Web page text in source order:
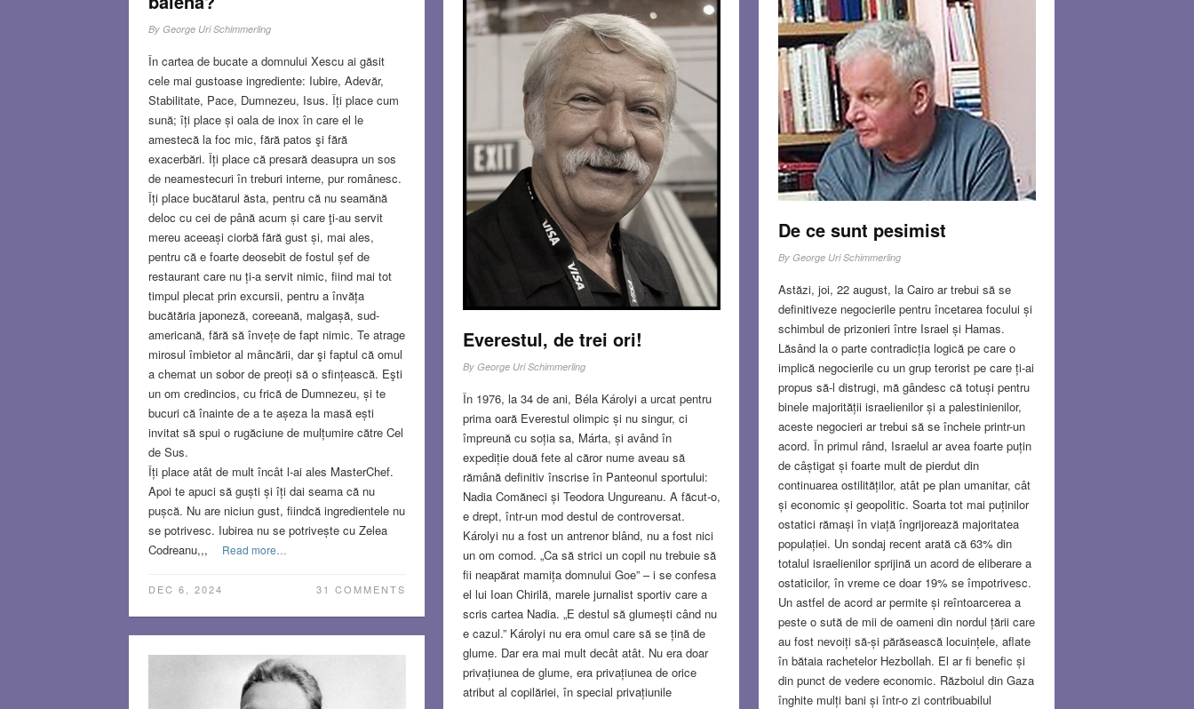
Dozsa, a obținut primele succese. Ulterior Ágnes
Klein – a devenit Ágnes Keleti, multiplă medaliată
olimpică. A practicat gimnastica nu doar pentru
ca i-a plăcut, dar și pentru faptul că în fostele țări
comuniste sportul îți oferea singura posibilitate de
a călători. Chiar a călătorit mult. A fost la
Helsinki, la Jocurile Olimpice din 1952, unde a
câștigat 4 medalii din care una de aur, a fost la
Melbourne, la ediția următoare, în 1956, unde a
câștigat 6 medalii din care 4 de aur – la 35 de
ani!
Read more…
JAN 3, 2025
By George Uri Schimmerling
În cartea de bucate a domnului Xescu ai găsit
cele mai gustoase ingrediente: Iubire, Adevăr,
Stabilitate, Pace, Dumnezeu, Isus. Îți place cum
sună; îți place și oala de inox în care el le
amestecă la foc mic, fără patos şi fără
exacerbări. Îți place că presară deasupra un sos
de neamestecuri în treburi interne, pur românesc.
Îți place bucătarul ăsta, pentru că nu seamănă
deloc cu cei de până acum și care ţi-au servit
mereu aceeași ciorbă fără gust și, mai ales,
pentru că e foarte deosebit de fostul șef de
restaurant care nu ți-a servit nimic, fiind mai tot
timpul plecat prin excursii, pentru a învăța
bucătăria japoneză, coreeană, malgașă, sud-
americană, fără să învețe de fapt nimic. Te atrage
mirosul îmbietor al mâncării, dar şi faptul că omul
a chemat un sobor de preoți să o sfințească. Eşti
un om credincios, cu frică de Dumnezeu, și te
bucuri că înainte de a te așeza la masă ești
invitat să spui o rugăciune de mulțumire către Cel
de Sus.
Îți place atât de mult încât l-ai ales MasterChef.
Apoi te apuci să guști și îți dai seama că nu
pușcă. Nu are niciun gust, fiindcă ingredientele nu
se potrivesc. Iubirea nu se potrivește cu Zelea
Codreanu,,,
Read more…
DEC 6, 2024 31 COMMENTS
Everestul, de trei ori!
By George Uri Schimmerling
În 1976, la 34 de ani, Béla Károlyi a urcat pentru
prima oară Everestul olimpic și nu singur, ci
împreună cu soția sa, Márta, și având în
expediție două fete al căror nume aveau să
rămână definitiv înscrise în Panteonul sportului:
Nadia Comăneci și Teodora Ungureanu. A făcut-o,
e drept, într-un mod destul de controversat.
Károlyi nu a fost un antrenor blând, nu a fost nici
un om comod. „Ca să strici un copil nu trebuie să
fii neapărat mamița domnului Goe” – i se confesa
el lui Ioan Chirilă, marele jurnalist sportiv care a
scris cartea Nadia. „E destul să glumești când nu
e cazul.” Károlyi nu era omul care să se țină de
glume. Dar era mai mult decât atât. Nu era doar
privațiunea de glume, era privațiunea de orice
atribut al copilăriei, în special privațiunile
De ce sunt pesimist
By George Uri Schimmerling
Astăzi, joi, 22 august, la Cairo ar trebui să se
definitiveze negocierile pentru încetarea focului și
schimbul de prizonieri între Israel și Hamas.
Lăsând la o parte contradicția logică pe care o
implică negocierile cu un grup terorist pe care ți-ai
propus să-l distrugi, mă gândesc că totuși pentru
binele majorității israelienilor și a palestinienilor,
aceste negocieri ar trebui să se încheie printr-un
acord. În primul rând, Israelul ar avea foarte puțin
de câștigat și foarte mult de pierdut din
continuarea ostilităților, atât pe plan umanitar, cât
și economic și geopolitic. Soarta tot mai puținilor
ostatici rămași în viață îngrijorează majoritatea
populației. Un sondaj recent arată că 63% din
totalul israelienilor sprijină un acord de eliberare a
ostaticilor, în vreme ce doar 19% se împotrivesc.
Un astfel de acord ar permite și reîntoarcerea a
peste o sută de mii de oameni din nordul țării care
au fost nevoiți să-și părăsească locuințele, aflate
în bătaia rachetelor Hezbollah. El ar fi benefic și
din punct de vedere economic. Războiul din Gaza
înghite mulți bani și într-o zi contribuabilul